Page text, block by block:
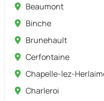
Beaumont
Binche
Brunehault
Cerfontaine
Chapelle-lez-
Charleroi